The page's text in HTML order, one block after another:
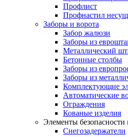
Профлист
Профнастил
Заборы и ворота
Забор жалюзи
Заборы из
Металлический
Бетонные столбы
Заборы из
Заборы из
Комплектующие
Автоматические
Ограждения
Кованые изделия
Элементы безопасности
Снегозадержатели